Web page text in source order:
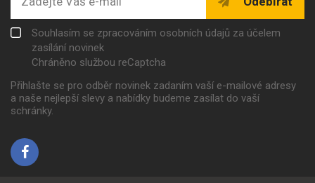
Souhlasím se zpracováním osobních údajů za účelem
zasílání novinek
Chráněno službou reCaptcha
Přihlašte se pro odběr novinek zadaním vaší e-mailové adresy
a naše nejlepší slevy a nabídky budeme zasílat do vaší
schránky.